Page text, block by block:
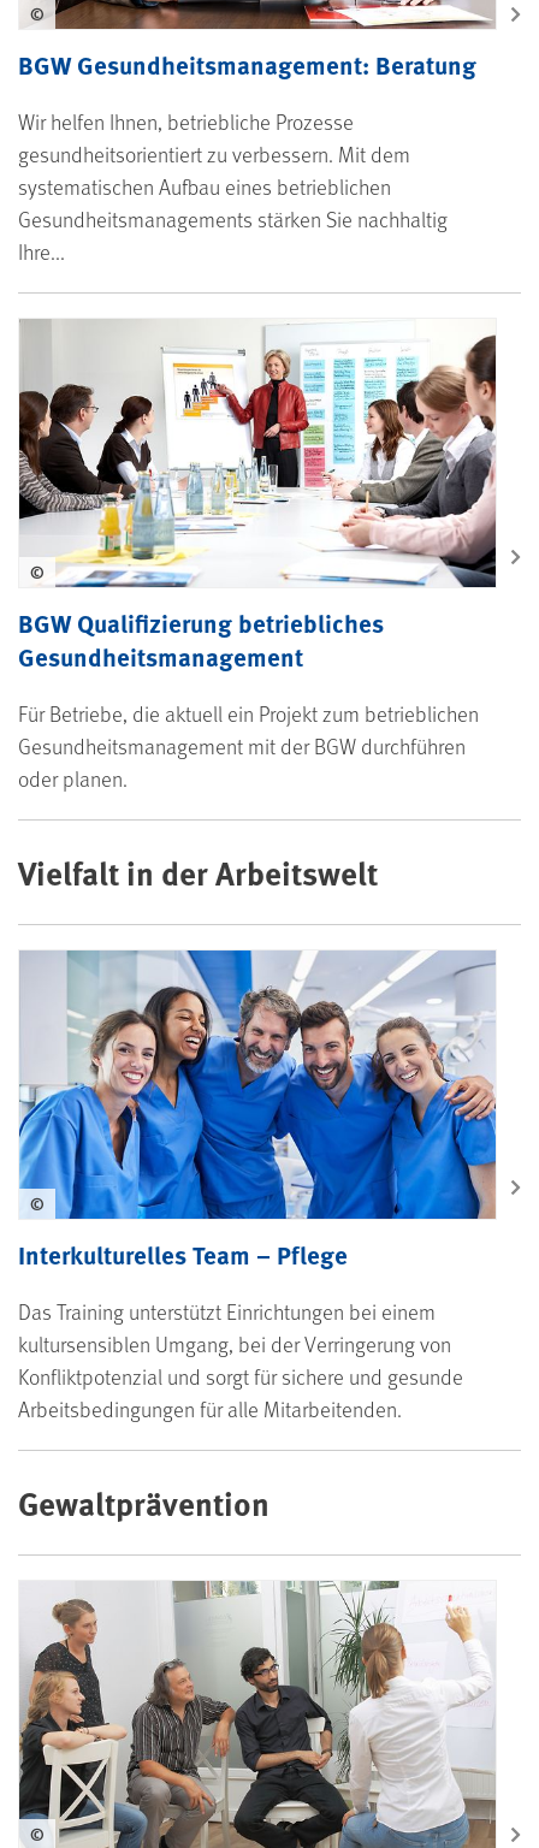
BGW Gesundheitsmanagement: Beratung
Wir helfen Ihnen, betriebliche Prozesse
gesundheitsorientiert zu verbessern. Mit dem
systematischen Aufbau eines betrieblichen
Gesundheitsmanagements stärken Sie nachhaltig
Ihre...
©
BGW Qualifizierung betriebliches
Gesundheitsmanagement
Für Betriebe, die aktuell ein Projekt zum betrieblichen
Gesundheitsmanagement mit der BGW durchführen
oder planen.
©
Vielfalt in der Arbeitswelt
Interkulturelles Team – Pflege
Das Training unterstützt Einrichtungen bei einem
kultursensiblen Umgang, bei der Verringerung von
Konfliktpotenzial und sorgt für sichere und gesunde
Arbeitsbedingungen für alle Mitarbeitenden.
©
Gewaltprävention
©